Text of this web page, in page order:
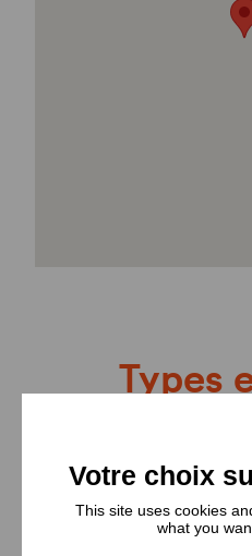
Types
Type
This site uses cookies
what you